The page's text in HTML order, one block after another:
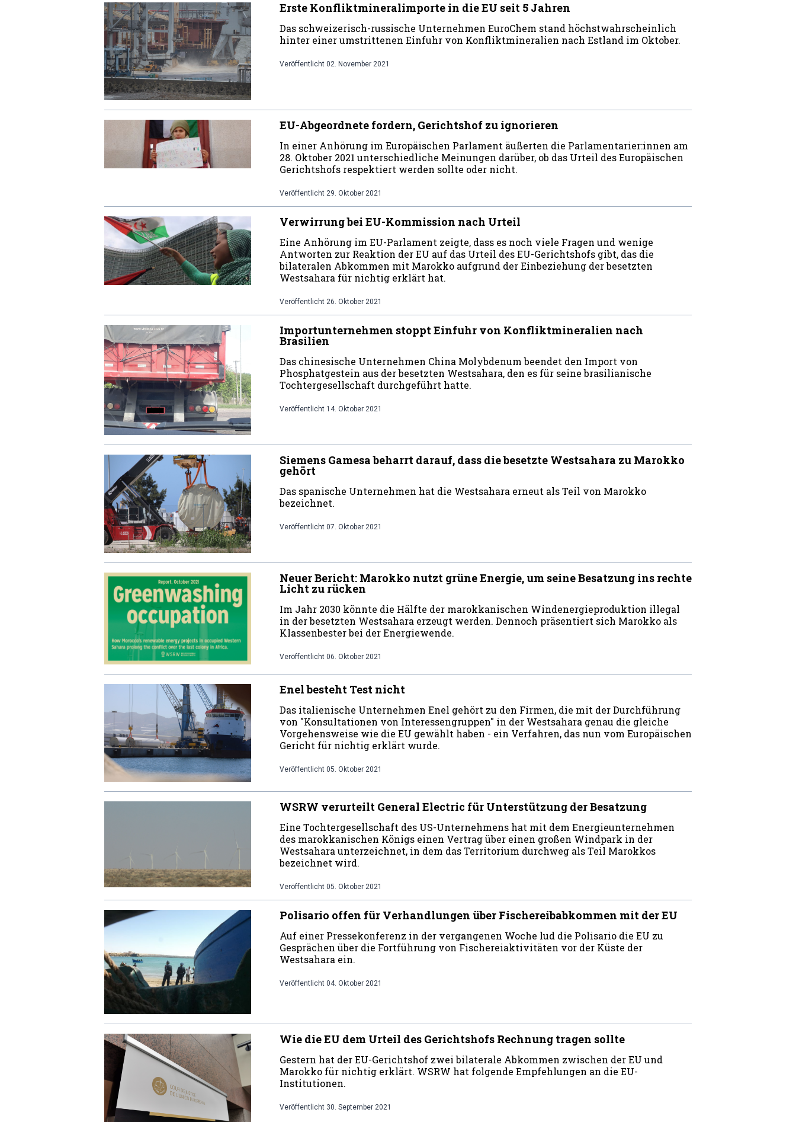
Erste Konfliktmineralimporte in die EU seit 5 Jahren
Das schweizerisch-russische Unternehmen EuroChem stand höchstwahrscheinlich
hinter einer umstrittenen Einfuhr von Konfliktmineralien nach Estland im Oktober.
Veröffentlicht 02. November 2021
EU-Abgeordnete fordern, Gerichtshof zu ignorieren
In einer Anhörung im Europäischen Parlament äußerten die Parlamentarier:innen am
28. Oktober 2021 unterschiedliche Meinungen darüber, ob das Urteil des Europäischen
Gerichtshofs respektiert werden sollte oder nicht.
Veröffentlicht 29. Oktober 2021
Verwirrung bei EU-Kommission nach Urteil
Eine Anhörung im EU-Parlament zeigte, dass es noch viele Fragen und wenige
Antworten zur Reaktion der EU auf das Urteil des EU-Gerichtshofs gibt, das die
bilateralen Abkommen mit Marokko aufgrund der Einbeziehung der besetzten
Westsahara für nichtig erklärt hat.
Veröffentlicht 26. Oktober 2021
Importunternehmen stoppt Einfuhr von Konfliktmineralien nach
Brasilien
Das chinesische Unternehmen China Molybdenum beendet den Import von
Phosphatgestein aus der besetzten Westsahara, den es für seine brasilianische
Tochtergesellschaft durchgeführt hatte.
Veröffentlicht 14. Oktober 2021
Siemens Gamesa beharrt darauf, dass die besetzte Westsahara zu Marokko
gehört
Das spanische Unternehmen hat die Westsahara erneut als Teil von Marokko
bezeichnet.
Veröffentlicht 07. Oktober 2021
Neuer Bericht: Marokko nutzt grüne Energie, um seine Besatzung ins rechte
Licht zu rücken
Im Jahr 2030 könnte die Hälfte der marokkanischen Windenergieproduktion illegal
in der besetzten Westsahara erzeugt werden. Dennoch präsentiert sich Marokko als
Klassenbester bei der Energiewende.
Veröffentlicht 06. Oktober 2021
Enel besteht Test nicht
Das italienische Unternehmen Enel gehört zu den Firmen, die mit der Durchführung
von "Konsultationen von Interessengruppen" in der Westsahara genau die gleiche
Vorgehensweise wie die EU gewählt haben - ein Verfahren, das nun vom Europäischen
Gericht für nichtig erklärt wurde.
Veröffentlicht 05. Oktober 2021
WSRW verurteilt General Electric für Unterstützung der Besatzung
Eine Tochtergesellschaft des US-Unternehmens hat mit dem Energieunternehmen
des marokkanischen Königs einen Vertrag über einen großen Windpark in der
Westsahara unterzeichnet, in dem das Territorium durchweg als Teil Marokkos
bezeichnet wird.
Veröffentlicht 05. Oktober 2021
Polisario offen für Verhandlungen über Fischereibabkommen mit der EU
Auf einer Pressekonferenz in der vergangenen Woche lud die Polisario die EU zu
Gesprächen über die Fortführung von Fischereiaktivitäten vor der Küste der
Westsahara ein.
Veröffentlicht 04. Oktober 2021
Wie die EU dem Urteil des Gerichtshofs Rechnung tragen sollte
Gestern hat der EU-Gerichtshof zwei bilaterale Abkommen zwischen der EU und
Marokko für nichtig erklärt. WSRW hat folgende Empfehlungen an die EU-
Institutionen.
Veröffentlicht 30. September 2021